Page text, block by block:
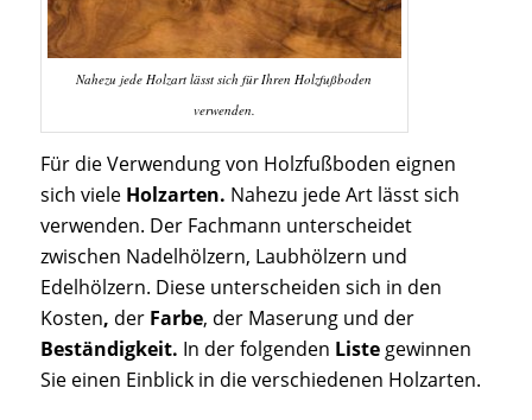
Nahezu jede Holzart lässt sich für Ihren Holzfußboden
verwenden.
Für die Verwendung von Holzfußboden eignen
sich viele Holzarten. Nahezu jede Art lässt sich
verwenden. Der Fachmann unterscheidet
zwischen Nadelhölzern, Laubhölzern und
Edelhölzern. Diese unterscheiden sich in den
Kosten, der Farbe, der Maserung und der
Beständigkeit. In der folgenden Listegewinnen
Sie einen Einblick in die verschiedenen Holzarten.